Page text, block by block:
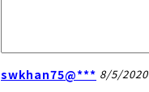
swkhan75@*** 8/5/